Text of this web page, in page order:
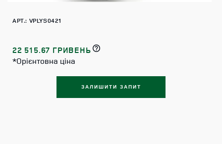
АРТ.: VPLYS0421
22 515.67 ГРИВЕНЬ
*Орієнтовна ціна
ЗАЛИШИТИ ЗАПИТ